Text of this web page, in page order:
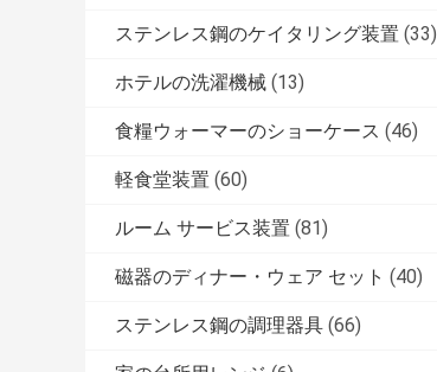
ステンレス鋼のケイタリング装置 (33)
ホテルの洗濯機械 (13)
食糧ウォーマーのショーケース (46)
軽食堂装置 (60)
ルーム サービス装置 (81)
磁器のディナー・ウェア セット (40)
ステンレス鋼の調理器具 (66)